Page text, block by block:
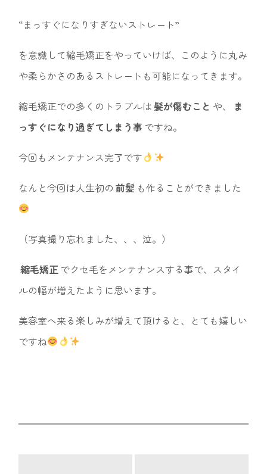
“まっすぐになりすぎないストレート”
を意識して縮毛矯正をやっていけば、このように丸み
や柔らかさのあるストレートも可能になってきます。
縮毛矯正での多くのトラブルは髪が傷むこと や、
ま
っすぐになり過ぎてしまう事 ですね。
今回もメンテナンス完了です
なんと今回は人生初の 前髪 も作ることができました
（写真撮り忘れました、、、泣。）
縮毛矯正 でクセ毛をメンテナンスする事で、スタイ
ルの幅が増えたように思います。
美容室へ来る楽しみが増えて頂けると、とても嬉しい
ですね